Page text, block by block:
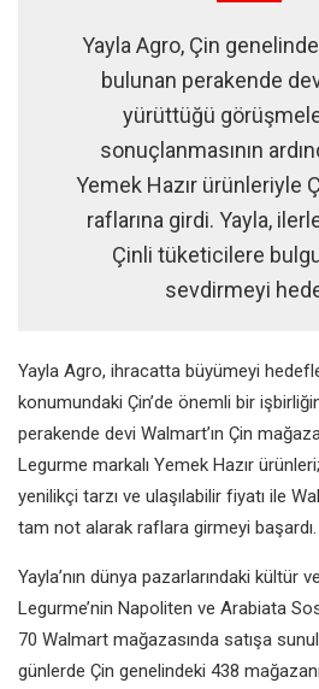
Yayla Agro, Çin
bulunan perakende
yürüttüğü
sonuçlanmasının
Yemek Hazır ürünleriyle
raflarına girdi. Yayla,
Çinli tüketicilere
sevdirmeyi
Yayla Agro, ihracatta büyümeyi
konumundaki Çin’de önemli bir
perakende devi Walmart’ın Çin
Legurme markalı Yemek Hazır
yenilikçi tarzı ve ulaşılabilir fiyatı ile
tam not alarak raflara girmeyi başardı.
Yayla’nın dünya pazarlarındaki kültür
Legurme’nin Napoliten ve Arabiata
70 Walmart mağazasında satışa
günlerde Çin genelindeki 438